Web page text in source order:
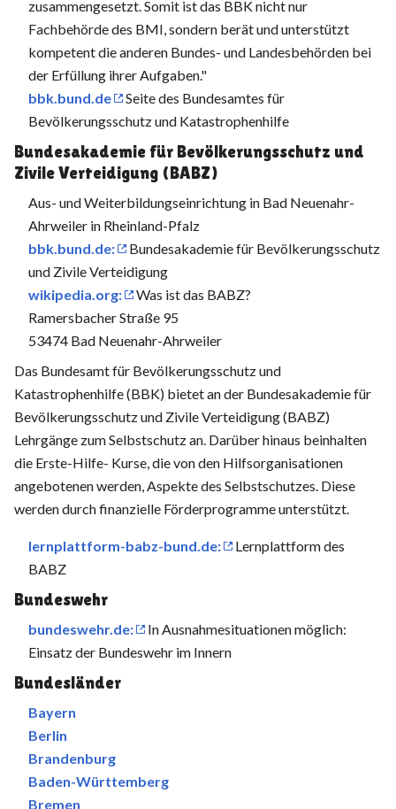
zusammengesetzt. Somit ist das BBK nicht nur
Fachbehörde des BMI, sondern berät und unterstützt
kompetent die anderen Bundes- und Landesbehörden bei
der Erfüllung ihrer Aufgaben."
bbk.bund.de
Seite des Bundesamtes für
Bevölkerungsschutz und Katastrophenhilfe
Bundesakademie für Bevölkerungsschutz und
Zivile Verteidigung (BABZ)
Aus- und Weiterbildungseinrichtung in Bad Neuenahr-
Ahrweiler in Rheinland-Pfalz
bbk.bund.de:
Bundesakademie für Bevölkerungsschutz
und Zivile Verteidigung
wikipedia.org:
Was ist das BABZ?
Ramersbacher Straße 95
53474 Bad Neuenahr-Ahrweiler
Das Bundesamt für Bevölkerungsschutz und
Katastrophenhilfe (BBK) bietet an der Bundesakademie für
Bevölkerungsschutz und Zivile Verteidigung (BABZ)
Lehrgänge zum Selbstschutz an. Darüber hinaus beinhalten
die Erste-Hilfe- Kurse, die von den Hilfsorganisationen
angebotenen werden, Aspekte des Selbstschutzes. Diese
werden durch finanzielle Förderprogramme unterstützt.
lernplattform-babz-bund.de:
Lernplattform des
BABZ
Bundeswehr
bundeswehr.de:
In Ausnahmesituationen möglich:
Einsatz der Bundeswehr im Innern
Bundesländer
Bayern
Berlin
Brandenburg
Baden-Württemberg
Bremen